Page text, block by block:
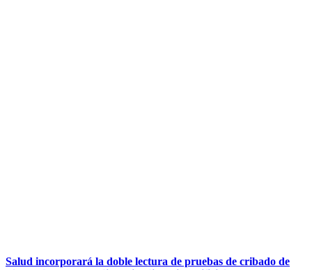
Salud incorporará la doble lectura de pruebas de cribado de